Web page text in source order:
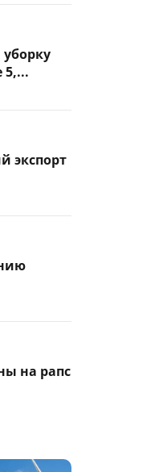
5,...
экспорт
на рапс